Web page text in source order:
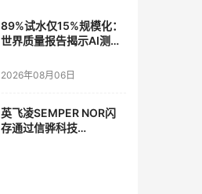
89%试水仅15%规模化：
世界质量报告揭示AI测
2026年08月06日
英飞凌SEMPER NOR闪
存通过信骅科技